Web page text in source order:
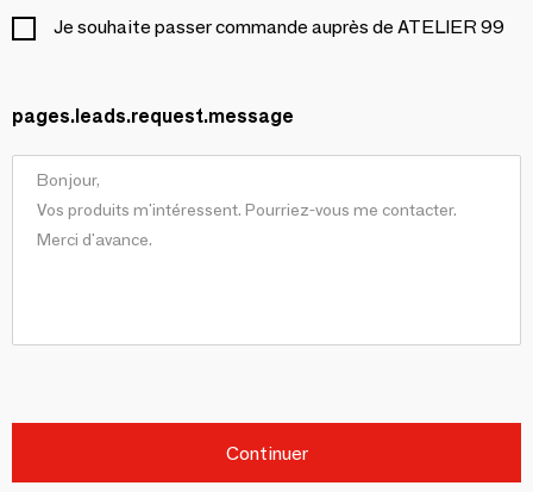
Je souhaite passer commande auprès de ATELIER 99
pages.leads.request.message
Continuer